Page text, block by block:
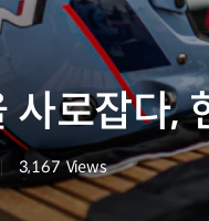
사로잡다,
조회수
3,167 Views